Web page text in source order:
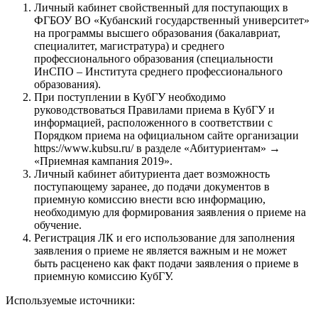
Личный кабинет свойственный для поступающих в
ФГБОУ ВО «Кубанский государственный университет»
на программы высшего образования (бакалавриат,
специалитет, магистратура) и среднего
профессионального образования (специальности
ИнСПО – Института среднего профессионального
образования).
При поступлении в КубГУ необходимо
руководствоваться Правилами приема в КубГУ и
информацией, расположенного в соответствии с
Порядком приема на официальном сайте организации
https://www.kubsu.ru/ в разделе «Абитуриентам» →
«Приемная кампания 2019».
Личный кабинет абитуриента дает возможность
поступающему заранее, до подачи документов в
приемную комиссию внести всю информацию,
необходимую для формирования заявления о приеме на
обучение.
Регистрация ЛК и его использование для заполнения
заявления о приеме не является важным и не может
быть расценено как факт подачи заявления о приеме в
приемную комиссию КубГУ.
Используемые источники: